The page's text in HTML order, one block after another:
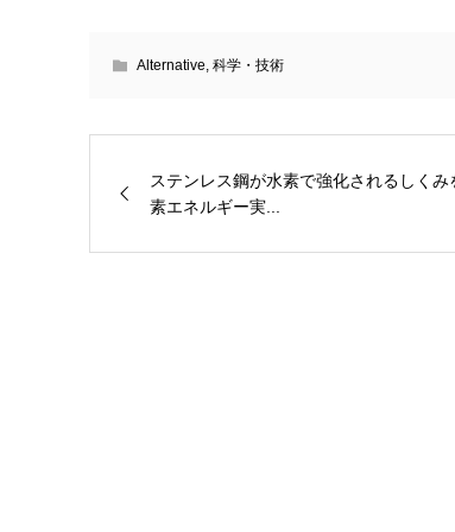
Alternative 科学・技術
ステンレス鋼が水素で強化されるしく
素エネルギー実...